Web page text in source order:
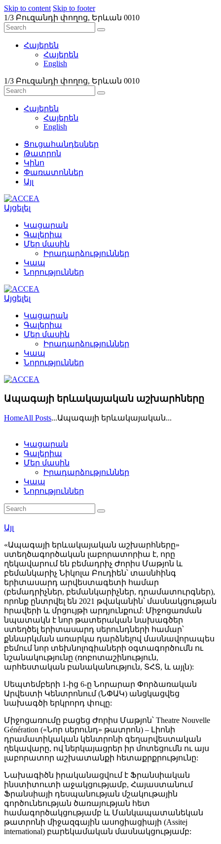
Skip to content Skip to footer
1/3 Բուզանդի փողոց, Երևան 0010
Հայերեն
Հայերեն
English
1/3 Բուզանդի փողոց, Երևան 0010
Հայերեն
Հայերեն
English
Ցուցահանդեսներ
Թատրոն
Կինո
Փառատոններ
Այլ
Այցելել
Կացարան
Գալերիա
Մեր մասին
Իրադարձություններ
Կապ
Նորություններ
Այցելել
Կացարան
Գալերիա
Մեր մասին
Իրադարձություններ
Կապ
Նորություններ
Ապագայի երևակայական աշխարհները
HomeAll Posts...Ապագայի երևակայական...
Կացարան
Գալերիա
Մեր մասին
Իրադարձություններ
Կապ
Նորություններ
Այլ
«Ապագայի երևակայական աշխարհները»
ստեղծագործական լաբորատորիա է, որը
ղեկավարում են բեմադրիչ Ժորիս Մաթյոն և
բեմանկարիչ Նիկոլա Բուդիեն՝ տասնհինգ
երիտասարդ արվեստագետի համար
(բեմադրիչներ, բեմանկարիչներ, դրամատուրգներ),
որոնք ընտրվել են 2021 թվականին՝ մասնակցության
հրավերի և մրցույթի արդյունքում: Միջոցառման
նպատակն է նոր թատերական նախագծեր
ստեղծել երիտասարդ սերունդների համար՝
քննարկման առարկա դարձնելով մասնավորապես
բեմում նոր տեխնոլոգիաների օգտագործումն ու
նշանակությունը (ռոբոտաշինություն,
արհեստական բանականություն, ՏՀՏ, և այլն):
Սեպտեմբերի 1-ից 6-ը Նորարար Փորձառական
Արվեստի Կենտրոնում (ՆՓԱԿ) անցկացվեց
նախագծի երկրորդ փուլը:
Միջոցառումը բացեց Ժորիս Մաթյոն՝ Theatre Nouvelle
Génération («Նոր սերունդ» թատրոն) – Լիոնի
դրամատիկական կենտրոնի գեղարվեստական
ղեկավարը, ով ներկայացրեր իր մոտեցումն ու այս
լաբորատոր աշխատանքի հետաքրքրությունը:
Նախագիծն իրականացվում է Ֆրանսիական
ինստիտուտի աջակցությամբ, Հայաստանում
Ֆրանսիայի դեսպանության մշակութային
գործունեության ծառայության հետ
համագործակցությամբ և Մանկապատանեկան
թատրոնի միջազգային ասոցիացիայի (Assitej
international) բարեկամական մասնակցությամբ: